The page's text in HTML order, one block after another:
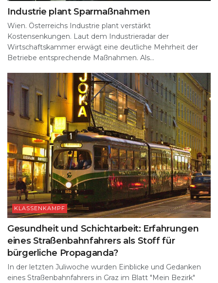
Industrie plant Sparmaßnahmen
Wien. Österreichs Industrie plant verstärkt
Kostensenkungen. Laut dem Industrieradar der
Wirtschaftskammer erwägt eine deutliche Mehrheit der
Betriebe entsprechende Maßnahmen. Als...
KLASSENKAMPF
Gesundheit und Schichtarbeit: Erfahrungen
eines Straßenbahnfahrers als Stoff für
bürgerliche Propaganda?
In der letzten Juliwoche wurden Einblicke und Gedanken
eines Straßenbahnfahrers in Graz im Blatt "Mein Bezirk"